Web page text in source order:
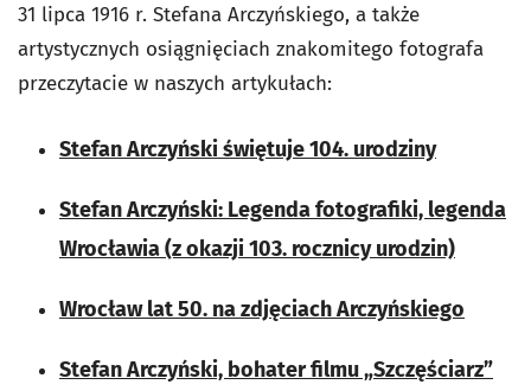
31 lipca 1916 r. Stefana Arczyńskiego, a także
artystycznych osiągnięciach znakomitego fotografa
przeczytacie w naszych artykułach:
Stefan Arczyński świętuje 104. urodziny
Stefan Arczyński: Legenda fotografiki, legenda
Wrocławia (z okazji 103. rocznicy urodzin)
Wrocław lat 50. na zdjęciach Arczyńskiego
Stefan Arczyński, bohater filmu „Szczęściarz”